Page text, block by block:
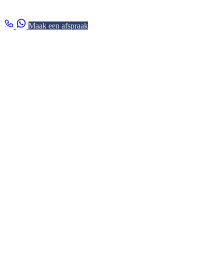
Maak een afspraak